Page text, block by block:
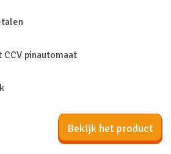
pinautomaat
Bekijk het product